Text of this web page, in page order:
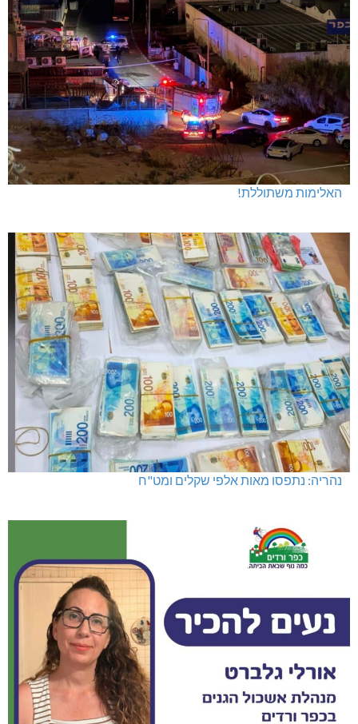
האלימות משתוללת!
נהריה: נתפסו מאות אלפי שקלים ומט"ח